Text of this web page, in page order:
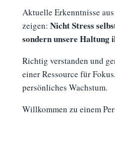
Aktuelle Erkenntnisse
zeigen: Nicht Stress
sondern unsere Haltung
Richtig verstanden und
einer Ressource für
persönliches Wachstum.
Willkommen zu einem